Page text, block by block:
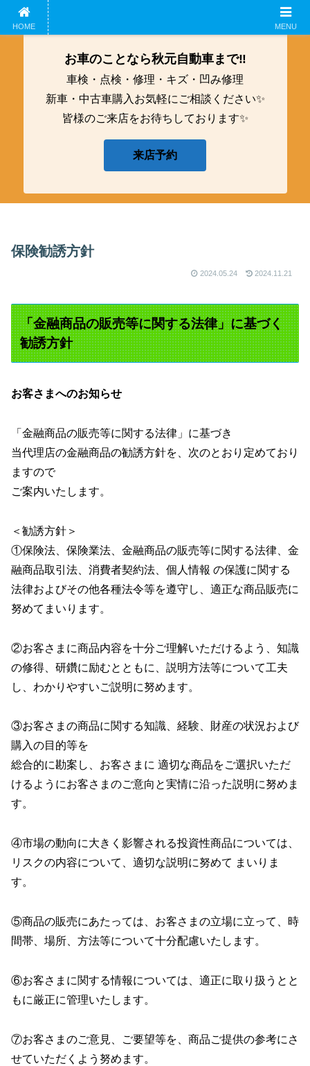
ホーム アクセス
お車のことなら秋元自動車まで‼️
車検・点検・修理・キズ・凹み修理
新車・中古車購入お気軽にご相談ください✨
皆様のご来店をお待ちしております✨
来店予約
保険勧誘方針
2024.05.24 2024.11.21
「金融商品の販売等に関する法律」に基づく
勧誘方針
お客さまへのお知らせ
「金融商品の販売等に関する法律」に基づき
当代理店の金融商品の勧誘方針を、次のとおり定めており
ますので
ご案内いたします。
＜勧誘方針＞
①保険法、保険業法、金融商品の販売等に関する法律、金
融商品取引法、消費者契約法、個人情報 の保護に関する
法律およびその他各種法令等を遵守し、適正な商品販売に
努めてまいります。
②お客さまに商品内容を十分ご理解いただけるよう、知識
の修得、研鑽に励むとともに、説明方法等について工夫
し、わかりやすいご説明に努めます。
③お客さまの商品に関する知識、経験、財産の状況および
購入の目的等を
総合的に勘案し、お客さまに 適切な商品をご選択いただ
けるようにお客さまのご意向と実情に沿った説明に努めま
す。
④市場の動向に大きく影響される投資性商品については、
リスクの内容について、適切な説明に努めて まいりま
す。
⑤商品の販売にあたっては、お客さまの立場に立って、時
間帯、場所、方法等について十分配慮いたします。
⑥お客さまに関する情報については、適正に取り扱うとと
もに厳正に管理いたします。
⑦お客さまのご意見、ご要望等を、商品ご提供の参考にさ
せていただくよう努めます。
HOME MENU